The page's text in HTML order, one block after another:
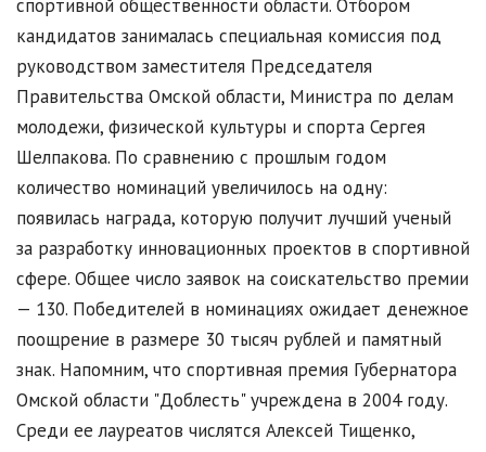
спортивной общественности области. Отбором
кандидатов занималась специальная комиссия под
руководством заместителя Председателя
Правительства Омской области, Министра по делам
молодежи, физической культуры и спорта Сергея
Шелпакова. По сравнению с прошлым годом
количество номинаций увеличилось на одну:
появилась награда, которую получит лучший ученый
за разработку инновационных проектов в спортивной
сфере. Общее число заявок на соискательство премии
— 130. Победителей в номинациях ожидает денежное
поощрение в размере 30 тысяч рублей и памятный
знак. Напомним, что спортивная премия Губернатора
Омской области "Доблесть" учреждена в 2004 году.
Среди ее лауреатов числятся Алексей Тищенко,